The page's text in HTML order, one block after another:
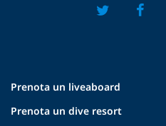
Prenota un liveaboard
Prenota un dive resort